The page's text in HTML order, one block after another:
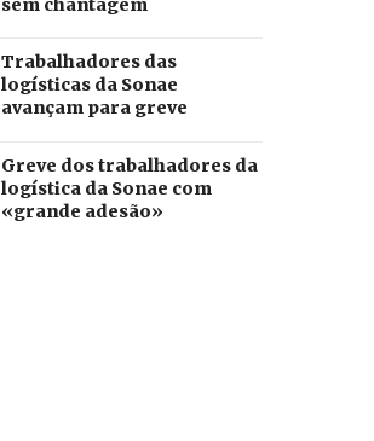
sem chantagem
Trabalhadores das
logísticas da Sonae
avançam para greve
Greve dos trabalhadores da
logística da Sonae com
«grande adesão»